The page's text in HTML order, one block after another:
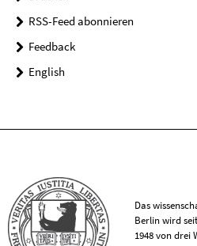
RSS-Feed abonnieren
Feedback
English
Das
Berlin wird
1948 von drei